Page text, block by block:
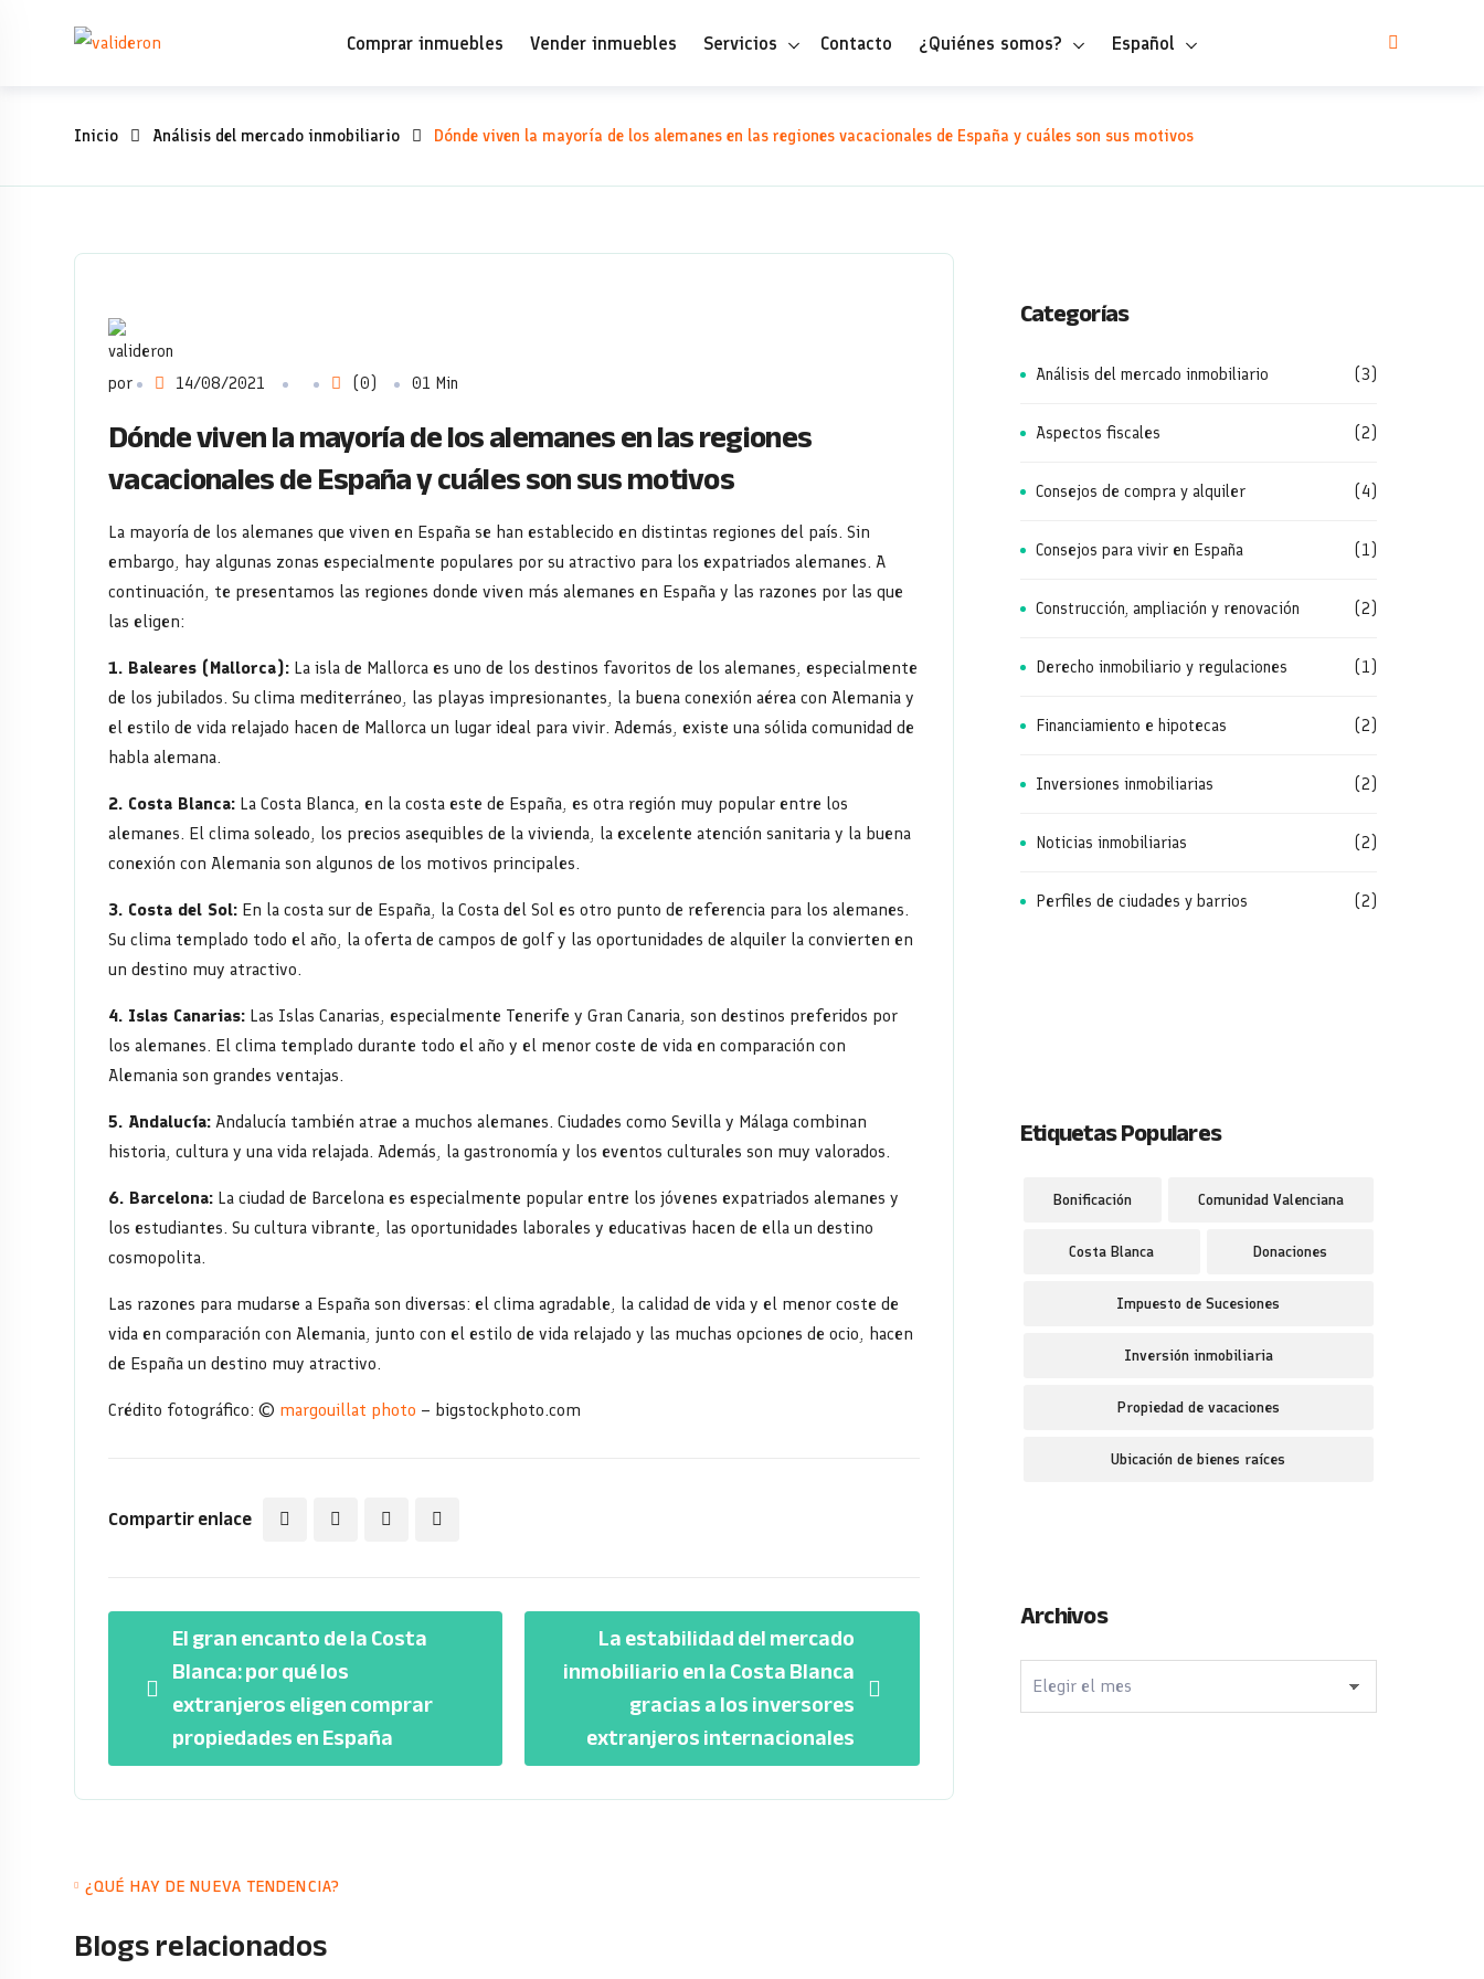
Comprar inmuebles Vender inmuebles Servicios Contacto ¿Quiénes somos? Español
Dónde
viven
la
de
los
alemanes
en
las
regiones
vacacionales
de
España
cuáles
son
sus
motivos
Inicio Análisis del mercado inmobiliario Dónde viven la mayoría de los alemanes en las regiones vacacionales de España y cuáles son sus motivos
por 14/08/2021 (0) 01 Min
Dónde viven la mayoría de los alemanes en las regiones
vacacionales de España y cuáles son sus motivos
La mayoría de los alemanes que viven en España se han establecido en distintas regiones del país. Sin
embargo, hay algunas zonas especialmente populares por su atractivo para los expatriados alemanes. A
continuación, te presentamos las regiones donde viven más alemanes en España y las razones por las que
las eligen:
1. Baleares (Mallorca): La isla de Mallorca es uno de los destinos favoritos de los alemanes, especialmente
de los jubilados. Su clima mediterráneo, las playas impresionantes, la buena conexión aérea con Alemania y
el estilo de vida relajado hacen de Mallorca un lugar ideal para vivir. Además, existe una sólida comunidad de
habla alemana.
2. Costa Blanca: La Costa Blanca, en la costa este de España, es otra región muy popular entre los
alemanes. El clima soleado, los precios asequibles de la vivienda, la excelente atención sanitaria y la buena
conexión con Alemania son algunos de los motivos principales.
3. Costa del Sol: En la costa sur de España, la Costa del Sol es otro punto de referencia para los alemanes.
Su clima templado todo el año, la oferta de campos de golf y las oportunidades de alquiler la convierten en
un destino muy atractivo.
4. Islas Canarias: Las Islas Canarias, especialmente Tenerife y Gran Canaria, son destinos preferidos por
los alemanes. El clima templado durante todo el año y el menor coste de vida en comparación con
Alemania son grandes ventajas.
5. Andalucía: Andalucía también atrae a muchos alemanes. Ciudades como Sevilla y Málaga combinan
historia, cultura y una vida relajada. Además, la gastronomía y los eventos culturales son muy valorados.
6. Barcelona: La ciudad de Barcelona es especialmente popular entre los jóvenes expatriados alemanes y
los estudiantes. Su cultura vibrante, las oportunidades laborales y educativas hacen de ella un destino
cosmopolita.
Las razones para mudarse a España son diversas: el clima agradable, la calidad de vida y el menor coste de
vida en comparación con Alemania, junto con el estilo de vida relajado y las muchas opciones de ocio, hacen
de España un destino muy atractivo.
Crédito fotográfico: © margouillat photo – bigstockphoto.com
Compartir enlace
El gran encanto de la Costa
Blanca: por qué los
extranjeros eligen comprar
propiedades en España
La estabilidad del mercado
inmobiliario en la Costa Blanca
gracias a los inversores
extranjeros internacionales
Categorías
Análisis del mercado inmobiliario (3)
Aspectos fiscales (2)
Consejos de compra y alquiler (4)
Consejos para vivir en España (1)
Construcción, ampliación y renovación (2)
Derecho inmobiliario y regulaciones (1)
Financiamiento e hipotecas (2)
Inversiones inmobiliarias (2)
Noticias inmobiliarias (2)
Perfiles de ciudades y barrios (2)
Etiquetas Populares
Bonificación Comunidad Valenciana
Costa Blanca Donaciones
Impuesto de Sucesiones
Inversión inmobiliaria
Propiedad de vacaciones
Ubicación de bienes raíces
Archivos
Archivos
¿QUÉ HAY DE NUEVA TENDENCIA?
Blogs relacionados